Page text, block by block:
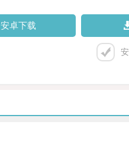
安卓下载